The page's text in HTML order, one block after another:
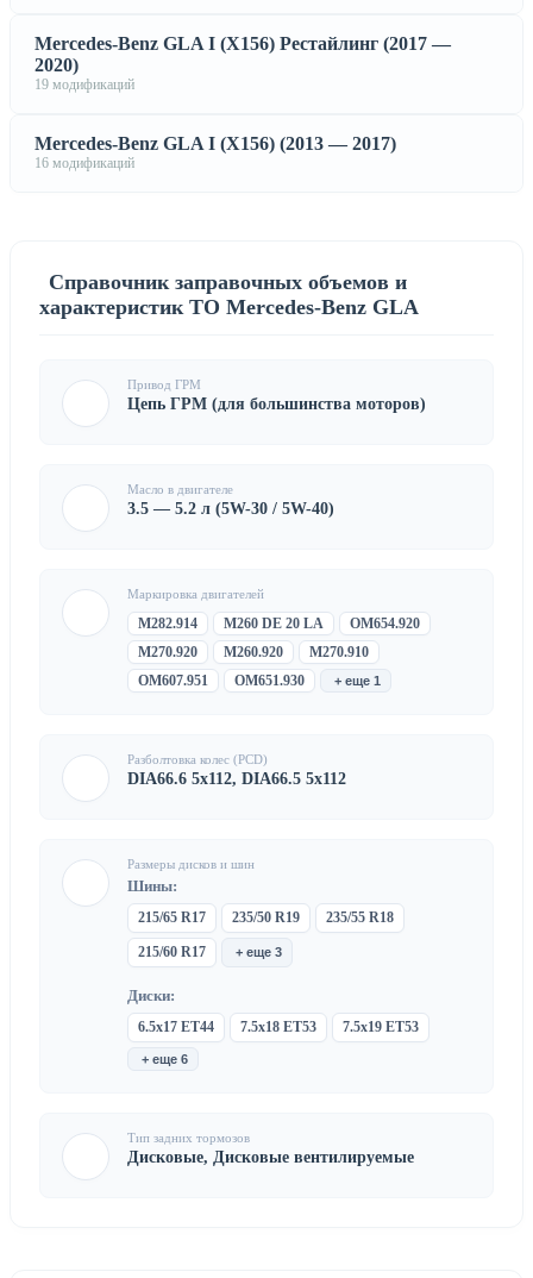
Mercedes-Benz GLA I (X156) Рестайлинг (2017 —
2020)
19 модификаций
Mercedes-Benz GLA I (X156) (2013 — 2017)
16 модификаций
Справочник заправочных объемов и
характеристик ТО Mercedes-Benz GLA
Привод ГРМ
Цепь ГРМ (для большинства моторов)
Масло в двигателе
3.5 — 5.2 л (5W-30 / 5W-40)
Маркировка двигателей
M282.914 M260 DE 20 LA
OM654.920
M270.920
M260.920
M270.910
OM607.951
OM651.930 + еще 1
Разболтовка колес (PCD)
DIA66.6 5x112, DIA66.5 5x112
Размеры дисков и шин
Шины:
215/65 R17 235/50 R19 235/55 R18
215/60 R17 + еще 3
Диски:
6.5x17 ET44 7.5x18 ET53 7.5x19 ET53
+ еще 6
Тип задних тормозов
Дисковые, Дисковые вентилируемые